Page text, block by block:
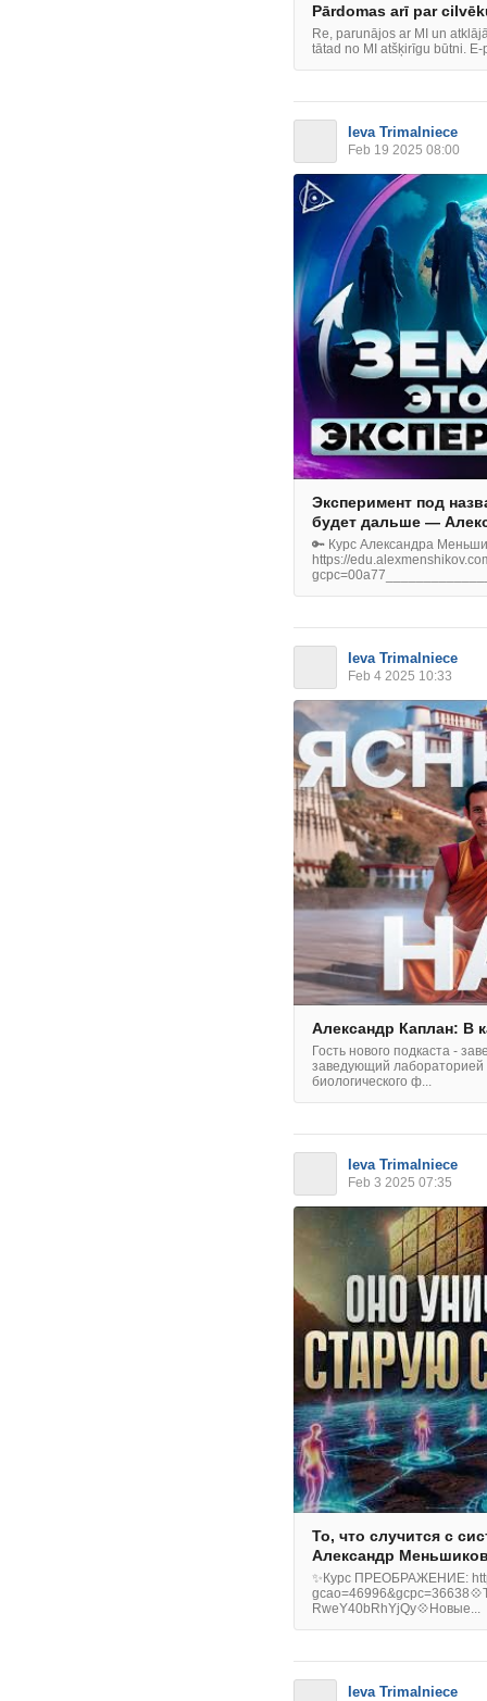
Pārdomas arī par
Re, parunājos ar MI un
tātad no MI atšķirīgu būtni.
Ieva Trimalniece
Feb 19 2025 08:00
Эксперимент под
будет дальше —
🔑 Курс Александра
https://
Ieva Trimalniece
Feb 4 2025 10:33
Александр Каплан: В
Гость нового подкаста -
заведующий
биологического ф...
Ieva Trimalniece
Feb 3 2025 07:35
То, что случится с
Александр
✨Курс ПРЕОБРАЖЕНИЕ:
RweY40bRhYjQy💠Новые...
Ieva Trimalniece